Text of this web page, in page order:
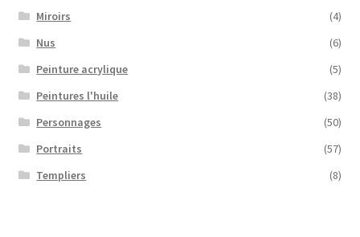
Miroirs
(4)
Nus
(6)
Peinture acrylique
(5)
Peintures l'huile
(38)
Personnages
(50)
Portraits
(57)
Templiers
(8)